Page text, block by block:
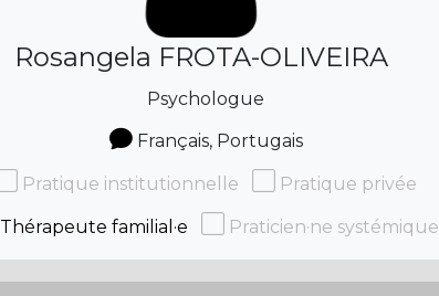
Rosangela FROTA-OLIVEIRA
Psychologue
Français, Portugais
Pratique institutionnelle Pratique privée
Thérapeute familial·e Praticien·ne systémique